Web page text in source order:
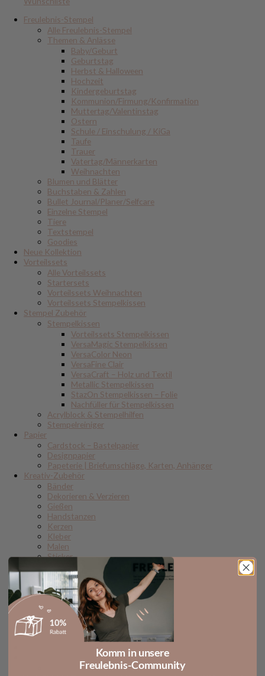
Freulebnis-Stempel
Alle Freulebnis-Stempel
Themen & Anlässe
Baby/Geburt
Geburtstag
Herbst & Halloween
Hochzeit
Kindergeburtstag
Kommunion/Firmung/Konfirmation
Muttertag/Valentinstag
Ostern
Schule / Einschulung / KiGa
Taufe
Trauer
Vatertag/Männerkarten
Weihnachten
Blumen und Blätter
Buchstaben & Zahlen
Bullet Journal/Planer/Selfcare
Einzelne Stempel
Tiere
Textstempel
Goodies
Neue Kollektion
Vorteilssets
Alle Vorteilssets
Startersets
Vorteilssets Weihnachten
Vorteilssets Stempelkissen
Stempel Zubehör
Stempelkissen
Vorteilssets Stempelkissen
VersaMagic Stempelkissen
VersaColor Neon
VersaFine Clair
VersaCraft – Holz und Textil
Metallic Stempelkissen
StazOn Stempelkissen – Folie
Nachfüller für Stempelkissen
Acrylblock & Stempelhilfen
Stempelreiniger
Papier
Cardstock – Bastelpapier
Designpapier
Papeterie | Briefumschläge, Karten, Anhänger
Kreativ-Zubehör
Bänder
Dekorieren & Verzieren
Gießen
Handstanzen
Kerzen
Kleber
Malen
Sticker
Verpackungen
Werkzeuge & Schneiden
Druckvorlagen/Downloads
Druckvorlagen Designpapier
Druckvorlagen Kerzenfolien
Gutscheine
Sale
Alle DIY Ideen
Komm in unsere
Freulebnis-Community